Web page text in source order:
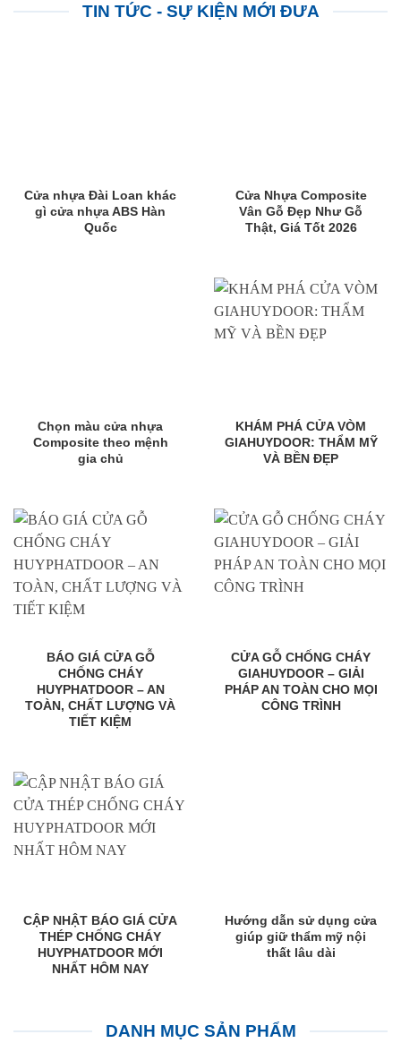
TIN TỨC - SỰ KIỆN MỚI ĐƯA
Cửa nhựa Đài Loan khác
gì cửa nhựa ABS Hàn
Quốc
Cửa Nhựa Composite
Vân Gỗ Đẹp Như Gỗ
Thật, Giá Tốt 2026
Chọn màu cửa nhựa
Composite theo mệnh
gia chủ
KHÁM PHÁ CỬA VÒM
GIAHUYDOOR: THẨM MỸ
VÀ BỀN ĐẸP
BÁO GIÁ CỬA GỖ
CHỐNG CHÁY
HUYPHATDOOR – AN
TOÀN, CHẤT LƯỢNG VÀ
TIẾT KIỆM
CỬA GỖ CHỐNG CHÁY
GIAHUYDOOR – GIẢI
PHÁP AN TOÀN CHO MỌI
CÔNG TRÌNH
CẬP NHẬT BÁO GIÁ CỬA
THÉP CHỐNG CHÁY
HUYPHATDOOR MỚI
NHẤT HÔM NAY
Hướng dẫn sử dụng cửa
giúp giữ thẩm mỹ nội
thất lâu dài
DANH MỤC SẢN PHẨM